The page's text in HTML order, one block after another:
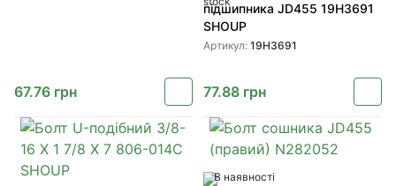
67.76 грн
підшипника JD455 19H3691
SHOUP
Артикул: 19H3691
77.88 грн
В наявності